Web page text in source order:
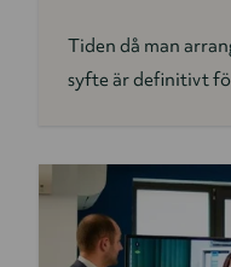
Tiden då man
syfte är definitivt